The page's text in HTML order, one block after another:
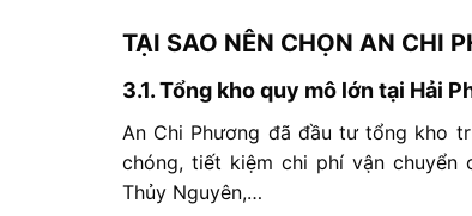
TẠI SAO NÊN CHỌN AN CHI
3.1.Tổng khoquy mô lớntại Hải
An Chi Phương đã đầutưtổng kho
chóng,tiết kiệmchi phívậnchuyển
Thủy Nguyên,…